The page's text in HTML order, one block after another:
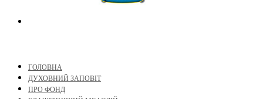
ГОЛОВНА
ДУХОВНИЙ ЗАПОВІТ
ПРО ФОНД